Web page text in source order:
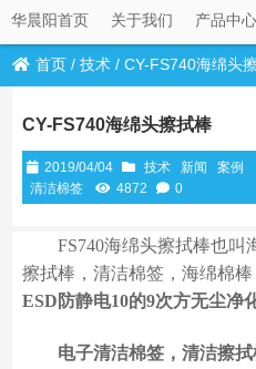
华晨阳首页 关于我们 产品中心
首页 /技术 /CY-FS740海绵头
CY-FS740海绵头擦拭棒
2019/04/04 技术 新闻 案例
清洁棉签
4872 0
FS740海绵头擦拭棒也叫
擦拭棒，清洁棉签，海绵棉棒
ESD防静电10的9次方无尘净
电子清洁棉签，清洁擦